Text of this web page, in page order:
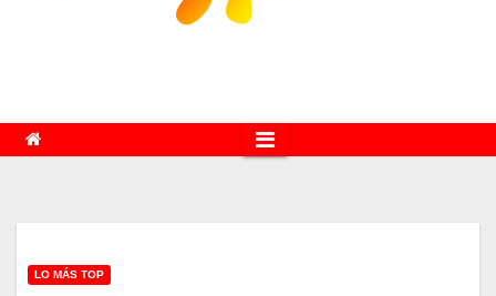
LO MÁS TOP